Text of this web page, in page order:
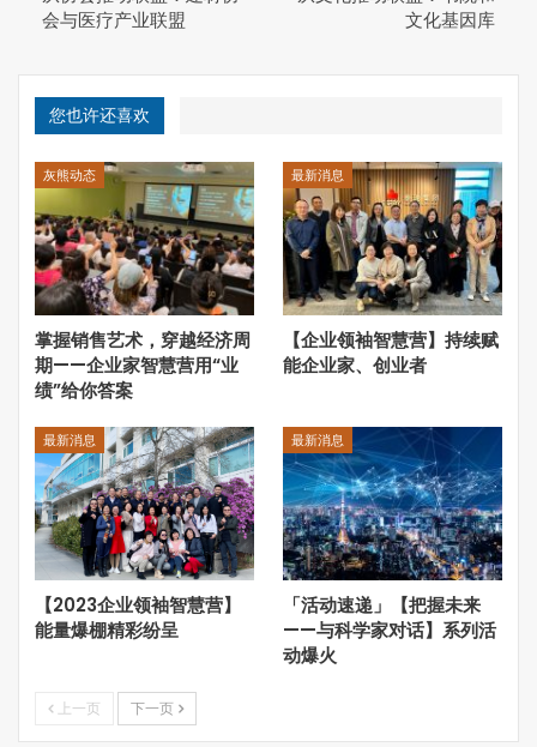
三、从基金推动联盟：轨道交通和城市更新
五、从商业推动联盟：中医诊所和脊柱健康
六、从智库推动联盟：产业金融联盟、知识图谱联盟与央企
投资协会
七、小结：为什么都要做联盟？
三、从基金推动联盟：轨道交通和城市更新
从投资的角度其实也有意愿来推动联盟，道理也很容易理
解。基金的运作不是孤立的，通过跟集团公司、行业协会、
大学院所等资源有机综合起来，形成联盟，在更大范围和更
高层面形成推动力。
比如轨道交通，这是当前城市基础设施建设的重点。中国从
控制大城市向城市群发展，最重要的基础设施就是轨道交
通。目前中国有超过3000公里的轨道交通，到2020年要上
升到6000公里，投资将近4万亿。而且这个市场不只是自身
的投资，更带动城市价值的重新分布，站点周边，甚至城市
群范围内的土地价值都将相应改变。所以跟城市轨道交通相
关的投资是一个打通产业链和城市价值链的复合行为。涉及
两年前，绿地联合建行和上海建工发起了千亿级的轨道交通
会与医疗产业联盟
文化基因库
您也许还喜欢
灰熊动态
掌握销售艺术，穿越经济周
期——企业家智慧营用“业
绩”给你答案
最新消息
【企业领袖智慧营】持续赋
能企业家、创业者
最新消息
【2023企业领袖智慧营】
能量爆棚精彩纷呈
最新消息
「活动速递」【把握未来
——与科学家对话】系列活
动爆火
上一页 下一页